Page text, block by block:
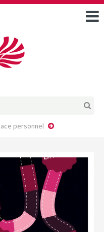
DOSSIERS DE DEMANDE
FAIRE UNE DEMANDE D’AIDE
MODÈLE D’ACCORD DE
PRESTATION
AUTEUR/PORTEUR DE
PROJET
personnel